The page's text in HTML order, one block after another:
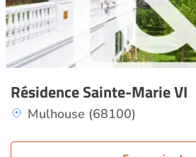
Résidence Sainte-Marie VI
Mulhouse (68100)